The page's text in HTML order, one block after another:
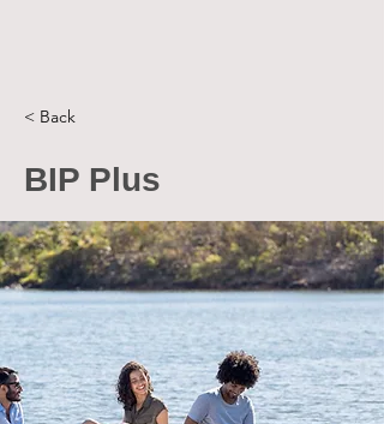
< Back
BIP Plus